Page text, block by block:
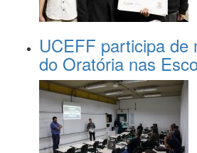
UCEFF participa de
do Oratória nas